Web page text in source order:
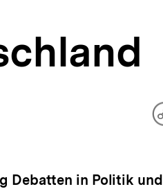
Debatten in Politik und